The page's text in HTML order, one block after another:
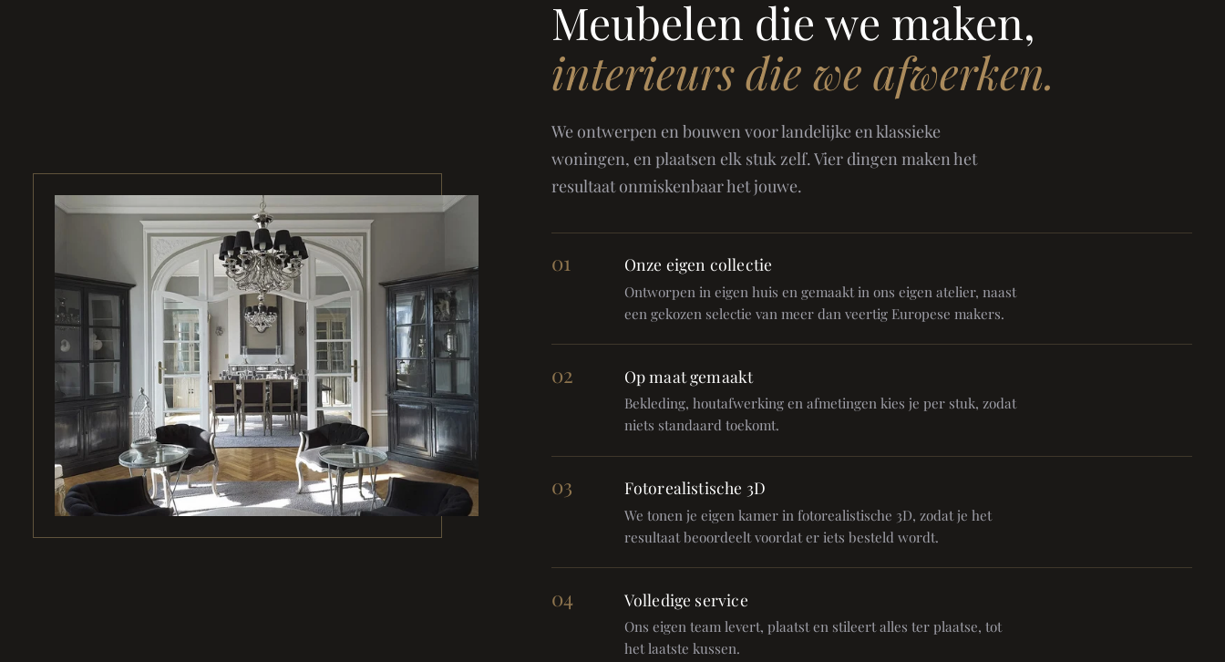
Meubelen die we maken,
interieurs die we afwerken.
We ontwerpen en bouwen voor landelijke en klassieke
woningen, en plaatsen elk stuk zelf. Vier dingen maken het
resultaat onmiskenbaar het jouwe.
01 Onze eigen collectie
Ontworpen in eigen huis en gemaakt in ons eigen atelier, naast
een gekozen selectie van meer dan veertig Europese makers.
02 Op maat gemaakt
Bekleding, houtafwerking en afmetingen kies je per stuk, zodat
niets standaard toekomt.
03 Fotorealistische 3D
We tonen je eigen kamer in fotorealistische 3D, zodat je het
resultaat beoordeelt voordat er iets besteld wordt.
04 Volledige service
Ons eigen team levert, plaatst en stileert alles ter plaatse, tot
het laatste kussen.